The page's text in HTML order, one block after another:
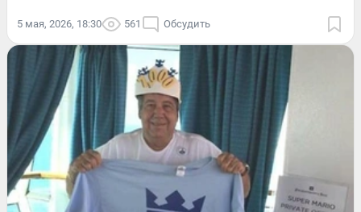
5 мая, 2026, 18:30 561 Обсудить